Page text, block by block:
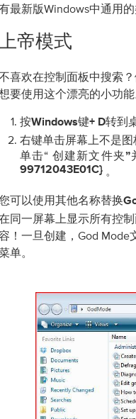
最新版Windows中通用
帝模式
喜欢在控制面板中搜索
要使用这个漂亮的小功
按Windows键+ D转到
右键单击屏幕上不是
单击“ 创建新文件夹”
99712043E01C} 。
可以使用其他名称替换
同一屏幕上显示所有控
！一旦创建，God Mode
单。